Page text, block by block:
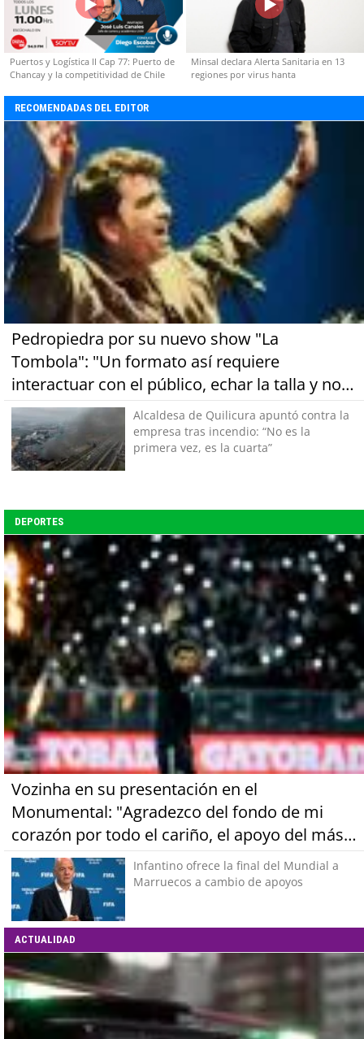
Puertos y Logística II Cap 77: Puerto de
Chancay y la competitividad de Chile
Minsal declara Alerta Sanitaria en 13
regiones por virus hanta
RECOMENDADAS DEL EDITOR
Pedropiedra por su nuevo show "La
Tombola": "Un formato así requiere
interactuar con el público, echar la talla y no
tener miedo a equivocarse"Alcaldesa de Quilicura apuntó contra la
empresa tras incendio: “No es la
primera vez, es la cuarta”
DEPORTES
Vozinha en su presentación en el
Monumental: "Agradezco del fondo de mi
corazón por todo el cariño, el apoyo del más
grande de Chile"Infantino ofrece la final del Mundial a
Marruecos a cambio de apoyos
ACTUALIDAD